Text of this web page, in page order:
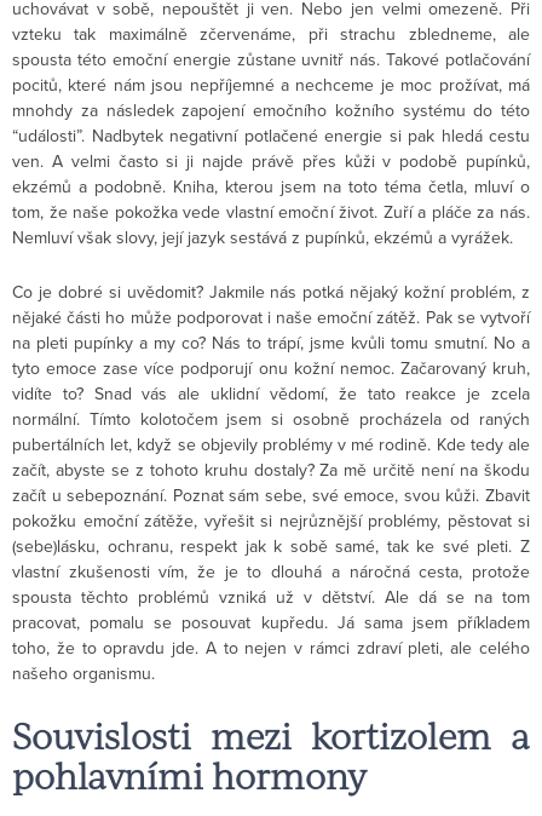
uchovávat v sobě, nepouštět ji ven. Nebo jen velmi omezeně. Při
vzteku tak maximálně zčervenáme, při strachu zbledneme, ale
spousta této emoční energie zůstane uvnitř nás. Takové potlačování
pocitů, které nám jsou nepříjemné a nechceme je moc prožívat, má
mnohdy za následek zapojení emočního kožního systému do této
“události”. Nadbytek negativní potlačené energie si pak hledá cestu
ven. A velmi často si ji najde právě přes kůži v podobě pupínků,
ekzémů a podobně. Kniha, kterou jsem na toto téma četla, mluví o
tom, že naše pokožka vede vlastní emoční život. Zuří a pláče za nás.
Nemluví však slovy, její jazyk sestává z pupínků, ekzémů a vyrážek.
Co je dobré si uvědomit? Jakmile nás potká nějaký kožní problém, z
nějaké části ho může podporovat i naše emoční zátěž. Pak se vytvoří
na pleti pupínky a my co? Nás to trápí, jsme kvůli tomu smutní. No a
tyto emoce zase více podporují onu kožní nemoc. Začarovaný kruh,
vidíte to? Snad vás ale uklidní vědomí, že tato reakce je zcela
normální. Tímto kolotočem jsem si osobně procházela od raných
pubertálních let, když se objevily problémy v mé rodině. Kde tedy ale
začít, abyste se z tohoto kruhu dostaly? Za mě určitě není na škodu
začít u sebepoznání. Poznat sám sebe, své emoce, svou kůži. Zbavit
pokožku emoční zátěže, vyřešit si nejrůznější problémy, pěstovat si
(sebe)lásku, ochranu, respekt jak k sobě samé, tak ke své pleti. Z
vlastní zkušenosti vím, že je to dlouhá a náročná cesta, protože
spousta těchto problémů vzniká už v dětství. Ale dá se na tom
pracovat, pomalu se posouvat kupředu. Já sama jsem příkladem
toho, že to opravdu jde. A to nejen v rámci zdraví pleti, ale celého
našeho organismu.
Souvislosti mezi kortizolem a
pohlavními hormony